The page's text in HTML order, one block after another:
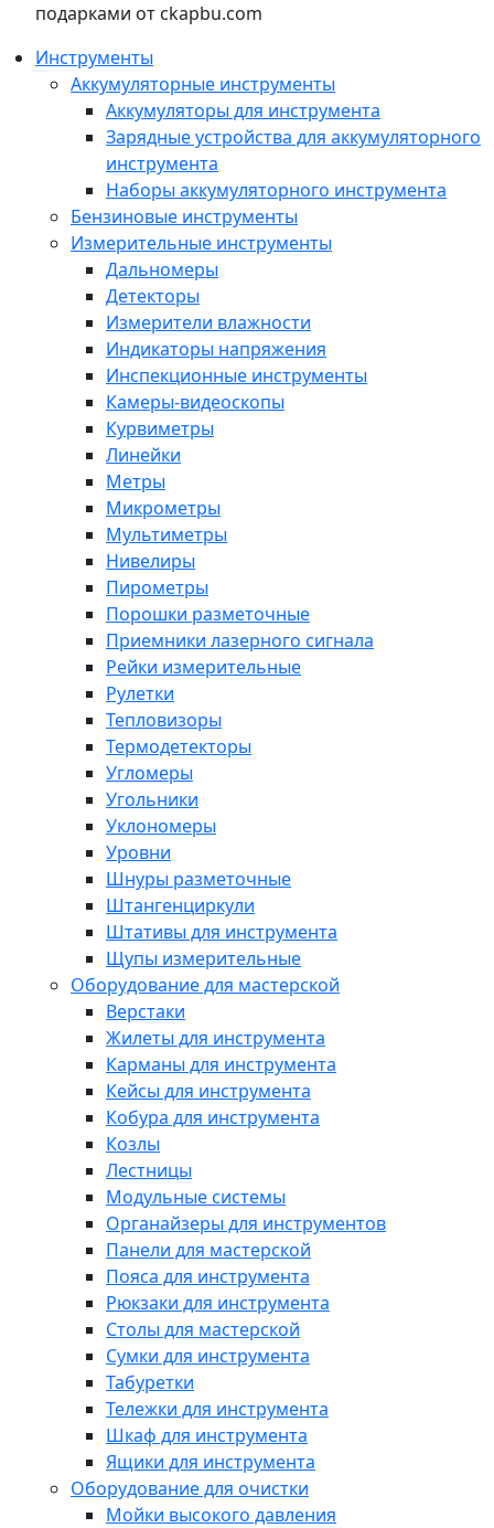
подарками от ckapbu.com
Инструменты
Аккумуляторные инструменты
Аккумуляторы для инструмента
Зарядные устройства для аккумуляторного
инструмента
Наборы аккумуляторного инструмента
Бензиновые инструменты
Измерительные инструменты
Дальномеры
Детекторы
Измерители влажности
Индикаторы напряжения
Инспекционные инструменты
Камеры-видеоскопы
Курвиметры
Линейки
Метры
Микрометры
Мультиметры
Нивелиры
Пирометры
Порошки разметочные
Приемники лазерного сигнала
Рейки измерительные
Рулетки
Тепловизоры
Термодетекторы
Угломеры
Угольники
Уклономеры
Уровни
Шнуры разметочные
Штангенциркули
Штативы для инструмента
Щупы измерительные
Оборудование для мастерской
Верстаки
Жилеты для инструмента
Карманы для инструмента
Кейсы для инструмента
Кобура для инструмента
Козлы
Лестницы
Модульные системы
Органайзеры для инструментов
Панели для мастерской
Пояса для инструмента
Рюкзаки для инструмента
Столы для мастерской
Сумки для инструмента
Табуретки
Тележки для инструмента
Шкаф для инструмента
Ящики для инструмента
Оборудование для очистки
Мойки высокого давления